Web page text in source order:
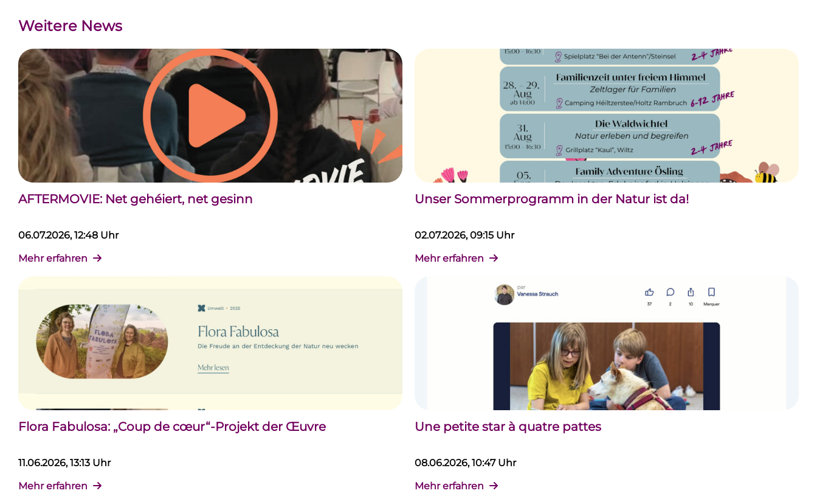
Weitere News
AFTERMOVIE: Net gehéiert, net gesinn
06.07.2026, 12:48 Uhr
Mehr erfahren
Unser Sommerprogramm in der Natur ist da!
02.07.2026, 09:15 Uhr
Mehr erfahren
Flora Fabulosa: „Coup de cœur“-Projekt der Œuvre
11.06.2026, 13:13 Uhr
Mehr erfahren
Une petite star à quatre pattes
08.06.2026, 10:47 Uhr
Mehr erfahren